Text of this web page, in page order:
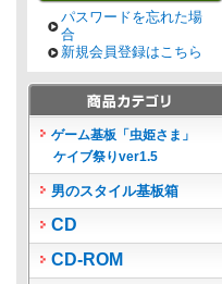
パスワードを忘れた場
合
新規会員登録はこちら
ゲーム基板「虫姫さま」
ケイブ祭りver1.5
男のスタイル基板箱
CD
CD-ROM